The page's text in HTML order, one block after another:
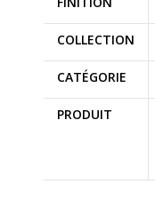
COLLECTION
CATÉGORIE
PRODUIT